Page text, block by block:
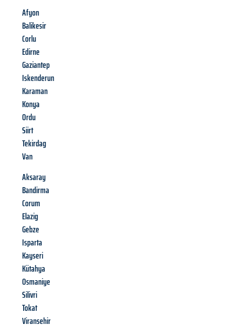
Afyon
Balikesir
Corlu
Edirne
Gaziantep
Iskenderun
Karaman
Konya
Ordu
Siirt
Tekirdag
Van
Aksaray
Bandirma
Corum
Elazig
Gebze
Isparta
Kayseri
Kütahya
Osmaniye
Silivri
Tokat
Viransehir